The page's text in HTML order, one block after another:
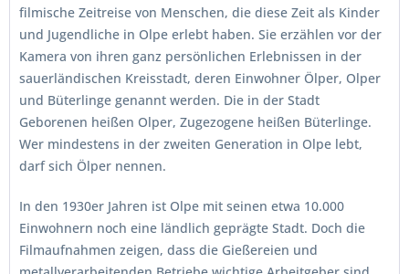
filmische Zeitreise von Menschen, die diese Zeit als Kinder
und Jugendliche in Olpe erlebt haben. Sie erzählen vor der
Kamera von ihren ganz persönlichen Erlebnissen in der
sauerländischen Kreisstadt, deren Einwohner Ölper, Olper
und Büterlinge genannt werden. Die in der Stadt
Geborenen heißen Olper, Zugezogene heißen Büterlinge.
Wer mindestens in der zweiten Generation in Olpe lebt,
darf sich Ölper nennen.
In den 1930er Jahren ist Olpe mit seinen etwa 10.000
Einwohnern noch eine ländlich geprägte Stadt. Doch die
Filmaufnahmen zeigen, dass die Gießereien und